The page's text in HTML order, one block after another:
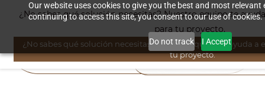
Our website uses cookies to give you the best and most relevant
continuing to access this site, you consent to our use of cookies.
Do not track I Accept
Skip to
main¿No sabes qué solución necesitas? Nuestro equipo te
para tu proyecto.
¿No sabes qué solución necesitas? Nuestro equipo te ayuda
tu proyecto.